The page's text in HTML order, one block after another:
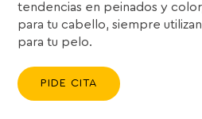
tendencias en peinados y
para tu cabello, siempre
para tu pelo.
PIDE CITA